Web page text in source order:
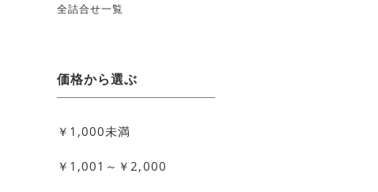
全詰合せ一覧
価格から選ぶ
￥1,000未満
￥1,001～￥2,000